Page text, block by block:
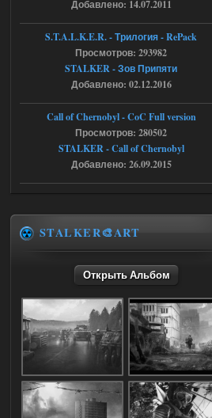
16:57
Stalker-Mods-Clan-su
Доступно только для пользователей
Путь во мгле + GUNSLINGER mod
stalker673920
где пароль?
Dead Air: Refined
Stalker-Mods-Clan-su
Доступно только для пользователей
Ответить ➤
05.08.2026
Объединенный Пак 2 + OGSR +
STCoP WP 3.4
Добавлено: 14.07.2011
S.T.A.L.K.E.R. - Трилогия - RePack
Просмотров: 293982
STALKER - Зов Припяти
Добавлено: 02.12.2016
Call of Chernobyl - CoC Full version
Просмотров: 280502
STALKER - Call of Chernobyl
Добавлено: 26.09.2015
STALKER🎨ART
Открыть Альбом